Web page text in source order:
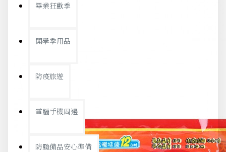
畢業狂歡季
開學季用品
防疫旅遊
電腦手機周邊
防颱備品安心準備